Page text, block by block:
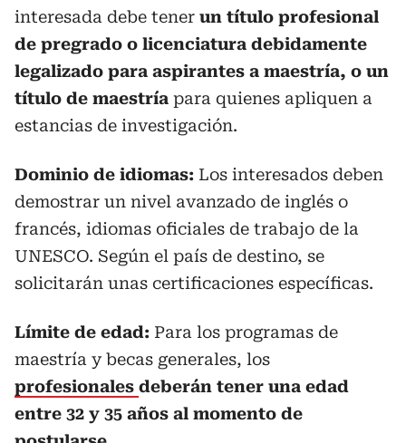
interesada debe tener un título profesional
de pregrado o licenciatura debidamente
legalizado para aspirantes a maestría, o un
título de maestría para quienes apliquen a
estancias de investigación.
Dominio de idiomas: Los interesados deben
demostrar un nivel avanzado de inglés o
francés, idiomas oficiales de trabajo de la
UNESCO. Según el país de destino, se
solicitarán unas certificaciones específicas.
Límite de edad: Para los programas de
maestría y becas generales, los
profesionales deberán tener una edad
entre 32 y 35 años al momento de